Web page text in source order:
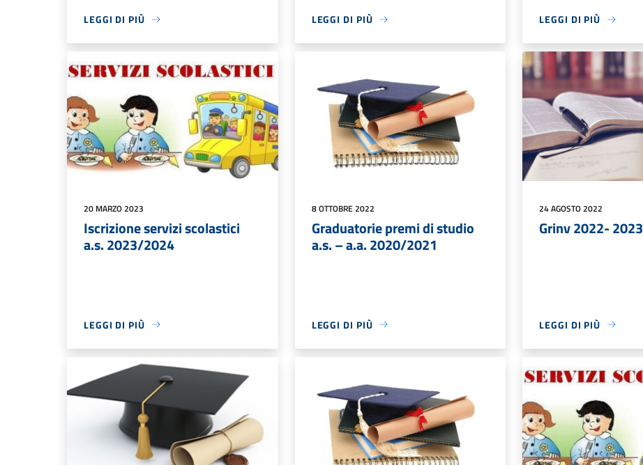
LEGGI DI PIÙ LEGGI DI PIÙ LEGGI DI PIÙ
20 MARZO 2023
Iscrizione servizi scolastici
a.s. 2023/2024
LEGGI DI PIÙ
8 OTTOBRE 2022
Graduatorie premi di studio
a.s. – a.a. 2020/2021
LEGGI DI PIÙ
24 AGOSTO 2022
Grinv 2022- 2023
LEGGI DI PIÙ